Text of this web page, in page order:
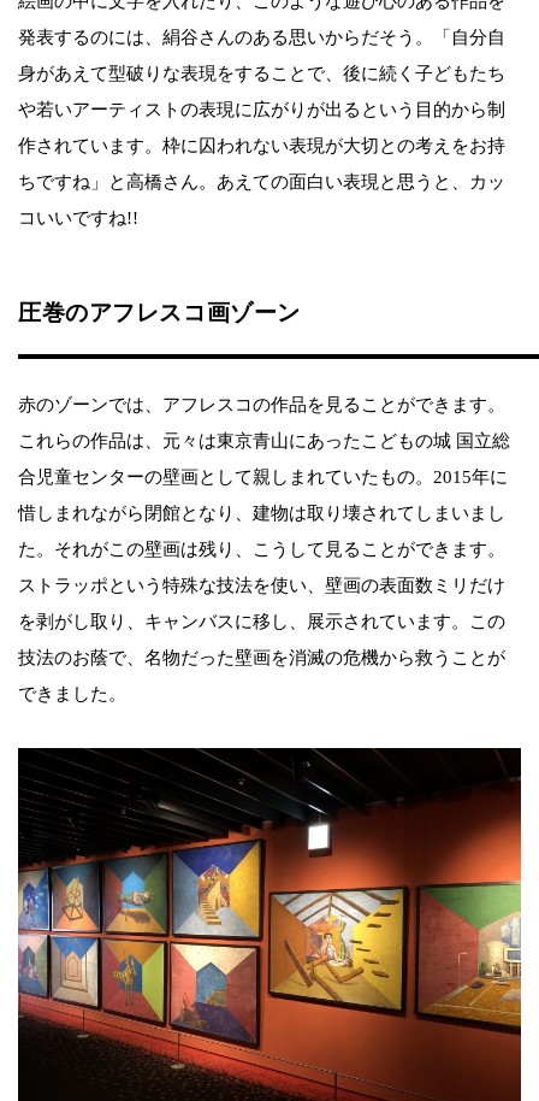
発表するのには、絹谷さんのある思いからだそう。「自分自
身があえて型破りな表現をすることで、後に続く子どもたち
や若いアーティストの表現に広がりが出るという目的から制
作されています。枠に囚われない表現が大切との考えをお持
ちですね」と高橋さん。あえての面白い表現と思うと、カッ
コいいですね!!
圧巻のアフレスコ画ゾーン
赤のゾーンでは、アフレスコの作品を見ることができます。
これらの作品は、元々は東京青山にあったこどもの城 国立総
合児童センターの壁画として親しまれていたもの。2015年に
惜しまれながら閉館となり、建物は取り壊されてしまいまし
た。それがこの壁画は残り、こうして見ることができます。
ストラッポという特殊な技法を使い、壁画の表面数ミリだけ
を剥がし取り、キャンバスに移し、展示されています。この
技法のお蔭で、名物だった壁画を消滅の危機から救うことが
できました。